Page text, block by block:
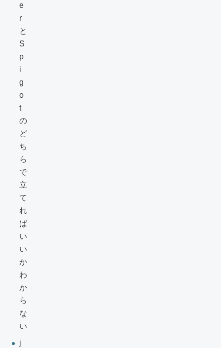
e
r
と
S
p
i
g
o
t
の
ど
ち
ら
で
立
て
れ
ば
い
い
か
わ
か
ら
な
い
j